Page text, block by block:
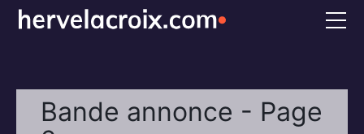
Bande annonce - Page
Voix off
Doublage